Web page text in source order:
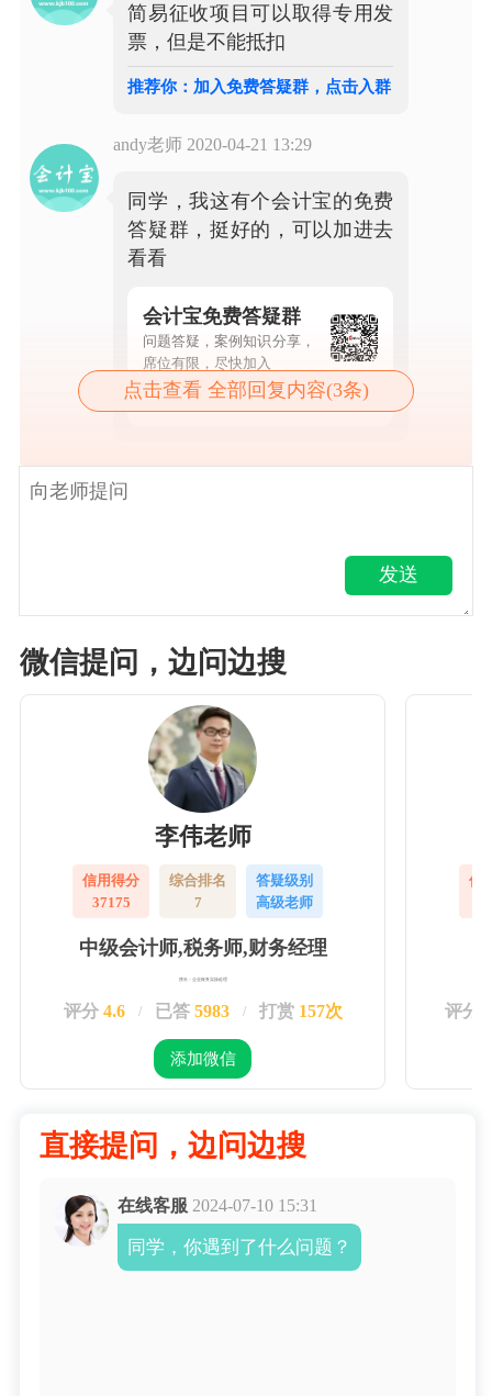
简易征收项目可以取得专用发
票，但是不能抵扣
推荐你：加入免费答疑群，点击入群
andy老师 2020-04-21 13:29
同学，我这有个会计宝的免费
答疑群，挺好的，可以加进去
看看
会计宝免费答疑群
问题答疑，案例知识分享，
席位有限，尽快加入
点击查看详情
点击查看 全部回复内容(3条)
发送
微信提问，边问边搜
李伟老师
信用得分
37175
综合排名
7
答疑级别
高级老师
中级会计师,税务师,财务经理
擅长：企业账务实操处理
评分 4.6 / 已答 5983 / 打赏 157次
添加微信
信
评分
直接提问，边问边搜
在线客服 2024-07-10 15:31
同学，你遇到了什么问题？